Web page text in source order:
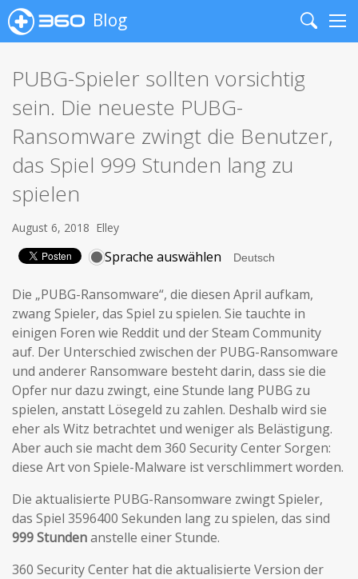
Blog
Search
PUBG-Spieler sollten vorsichtig
sein. Die neueste PUBG-
Ransomware zwingt die Benutzer,
das Spiel 999 Stunden lang zu
spielen
August 6, 2018 Elley
Sprache auswählen
Die „PUBG-Ransomware“, die diesen April aufkam,
zwang Spieler, das Spiel zu spielen. Sie tauchte in
einigen Foren wie Reddit und der Steam Community
auf. Der Unterschied zwischen der PUBG-Ransomware
und anderer Ransomware besteht darin, dass sie die
Opfer nur dazu zwingt, eine Stunde lang PUBG zu
spielen, anstatt Lösegeld zu zahlen. Deshalb wird sie
eher als Witz betrachtet und weniger als Belästigung.
Aber auch sie macht dem 360 Security Center Sorgen:
diese Art von Spiele-Malware ist verschlimmert worden.
Die aktualisierte PUBG-Ransomware zwingt Spieler,
das Spiel 3596400 Sekunden lang zu spielen, das sind
999 Stundenanstelle einer Stunde.
360 Security Center hat die aktualisierte Version der